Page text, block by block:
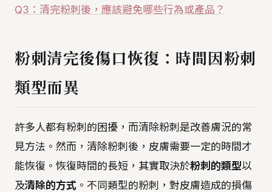
Q3：清完粉刺後，應該避免哪些行為或產品？
粉刺清完後傷口恢復：時間因粉刺
類型而異
許多人都有粉刺的困擾，而清除粉刺是改善膚況的常
見方法。然而，清除粉刺後，皮膚需要一定的時間才
能恢復。恢復時間的長短，其實取決於粉刺的類型以
及清除的方式 。不同類型的粉刺，對皮膚造成的損傷